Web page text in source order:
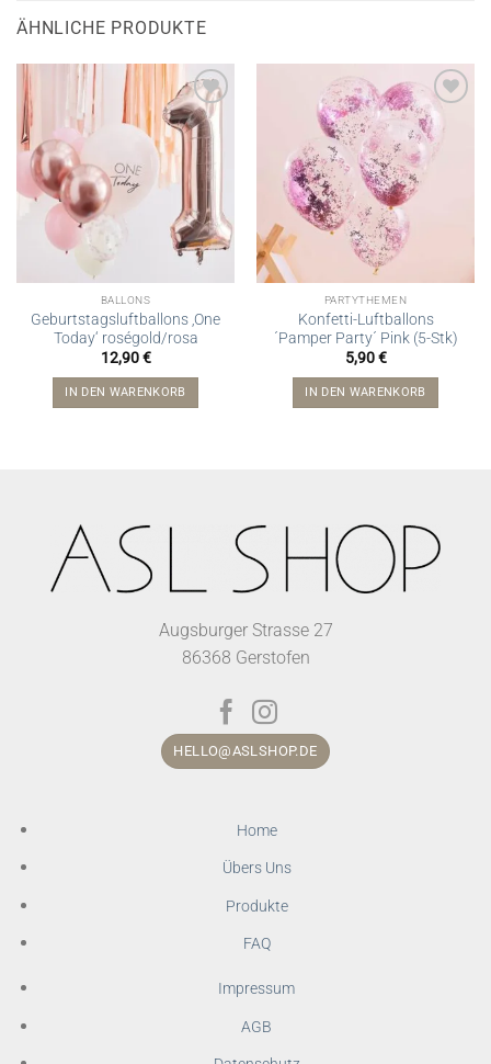
ÄHNLICHE PRODUKTE
BALLONS
Geburtstagsluftballons ‚One
Today‘ roségold/rosa
12,90€
IN DEN WARENKORB
PARTYTHEMEN
Konfetti-Luftballons
´Pamper Party´ Pink (5-Stk)
5,90€
IN DEN WARENKORB
Augsburger Strasse 27
86368 Gerstofen
HELLO@ASLSHOP.DE
Home
Übers Uns
Produkte
FAQ
Impressum
AGB